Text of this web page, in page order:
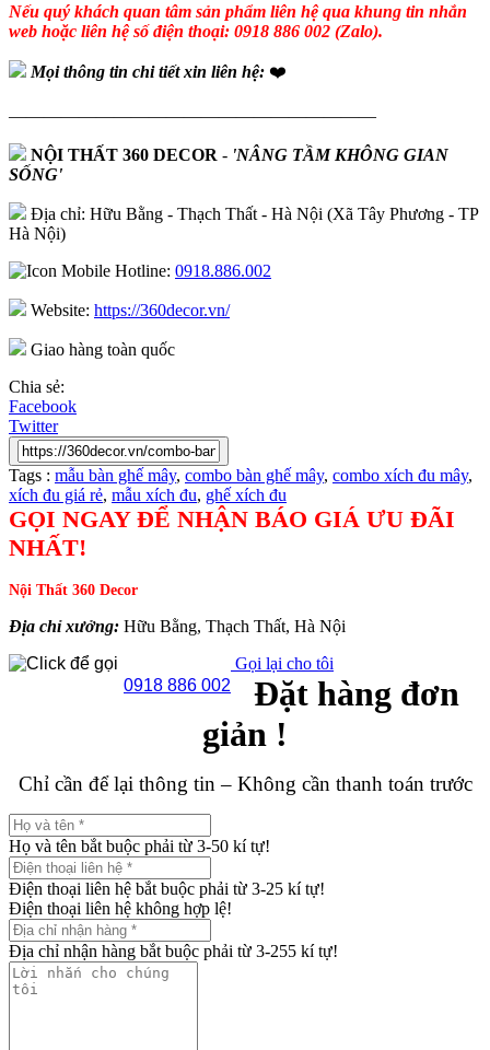
Nếu quý khách quan tâm sản phẩm liên hệ qua khung tin nhắn
web hoặc liên hệ số điện thoại: 0918 886 002 (Zalo).
Mọi thông tin chi tiết xin liên hệ: ❤️
—————————————————————
NỘI THẤT 360 DECOR - 'NÂNG TẦM KHÔNG GIAN
SỐNG'
Địa chỉ: Hữu Bằng - Thạch Thất - Hà Nội (Xã Tây Phương - TP
Hà Nội)
Hotline: 0918.886.002
Website: https://360decor.vn/
Giao hàng toàn quốc
Chia sẻ:
Facebook
Twitter
Tags : mẫu bàn ghế mây, combo bàn ghế mây, combo xích đu mây,
xích đu giá rẻ, mẫu xích đu, ghế xích đu
GỌI NGAY ĐỂ NHẬN BÁO GIÁ ƯU ĐÃI
NHẤT!
Nội Thất 360 Decor
Địa chỉ xưởng: Hữu Bằng, Thạch Thất, Hà Nội
0918 886 002
Gọi lại cho tôi
Đặt hàng đơn
giản !
Chỉ cần để lại thông tin – Không cần thanh toán trước
Họ và tên bắt buộc phải từ 3-50 kí tự!
Điện thoại liên hệ bắt buộc phải từ 3-25 kí tự!
Điện thoại liên hệ không hợp lệ!
Địa chỉ nhận hàng bắt buộc phải từ 3-255 kí tự!